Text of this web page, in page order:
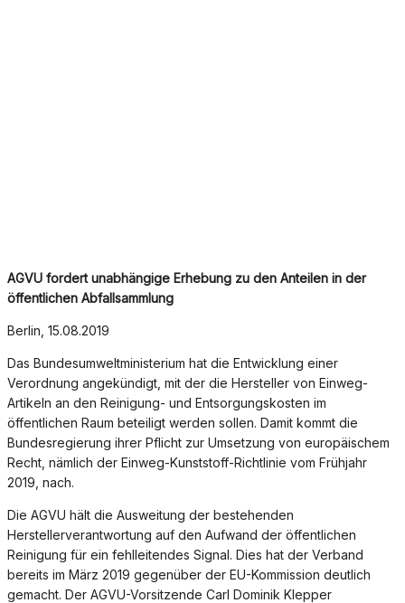
AGVU fordert unabhängige Erhebung zu den Anteilen in der
öffentlichen Abfallsammlung
Berlin, 15.08.2019
Das Bundesumweltministerium hat die Entwicklung einer
Verordnung angekündigt, mit der die Hersteller von Einweg-
Artikeln an den Reinigung- und Entsorgungskosten im
öffentlichen Raum beteiligt werden sollen. Damit kommt die
Bundesregierung ihrer Pflicht zur Umsetzung von europäischem
Recht, nämlich der Einweg-Kunststoff-Richtlinie vom Frühjahr
2019, nach.
Die AGVU hält die Ausweitung der bestehenden
Herstellerverantwortung auf den Aufwand der öffentlichen
Reinigung für ein fehlleitendes Signal. Dies hat der Verband
bereits im März 2019 gegenüber der EU-Kommission deutlich
gemacht. Der AGVU-Vorsitzende Carl Dominik Klepper